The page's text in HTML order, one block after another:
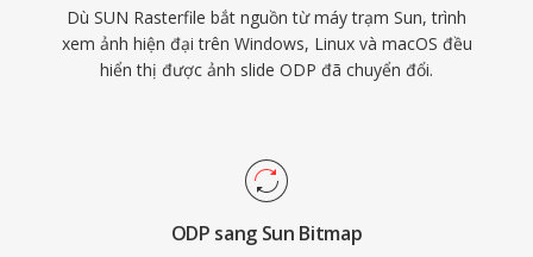
Dù SUN Rasterfile bắt nguồn từ máy trạm Sun, trình
xem ảnh hiện đại trên Windows, Linux và macOS đều
hiển thị được ảnh slide ODP đã chuyển đổi.
ODP sang Sun Bitmap